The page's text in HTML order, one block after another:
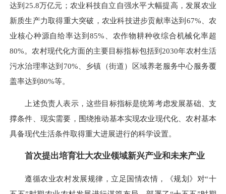
达到25.8万亿元；农业科技自立自强水平大幅提高，发展农业
新质生产力取得重大突破，农业科技进步贡献率达到67%、农
业核心种源自给率达到85%、农作物耕种收综合机械化率超
80%。农村现代化方面的主要目标指标包括到2030年农村生活
污水治理率达到70%、乡镇（街道）区域养老服务中心服务覆
盖率达到80%等。
上述负责人表示，这些目标指标是统筹考虑发展基础、支
撑条件、现实需要，围绕推动基本实现农业现代化、农村基本
具备现代生活条件取得重大进展进行的科学设置。
首次提出培育壮大农业领域新兴产业和未来产业
遵循农业农村发展规律，立足国情农情，《规划》对“十